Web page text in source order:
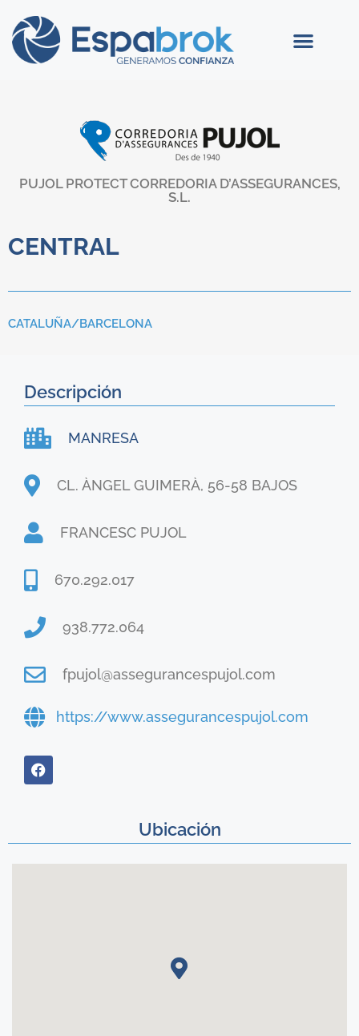
PUJOL PROTECT CORREDORIA D’ASSEGURANCES,
S.L.
CENTRAL
CATALUÑA/BARCELONA
Descripción
MANRESA
CL. ÀNGEL GUIMERÀ, 56-58 BAJOS
FRANCESC PUJOL
670.292.017
938.772.064
fpujol@assegurancespujol.com
https://www.assegurancespujol.com
Ubicación